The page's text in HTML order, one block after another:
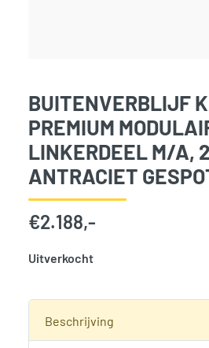
BUITENVERBLIJF
PREMIUM
LINKERDEEL M/A,
ANTRACIET
€2.188,-
Uitverkocht
Beschrijving